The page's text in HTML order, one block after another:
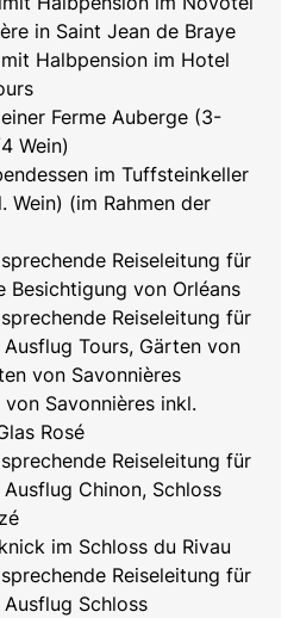
in Saint Jean de Braye
Halbpension im Hotel
Ferme Auberge (3-
Wein)
im Tuffsteinkeller
Wein) (im Rahmen der
Reiseleitung für
Besichtigung von Orléans
Reiseleitung für
Tours, Gärten von
von Savonnières
Savonnières inkl.
Rosé
Reiseleitung für
Chinon, Schloss
im Schloss du Rivau
Reiseleitung für
Schloss